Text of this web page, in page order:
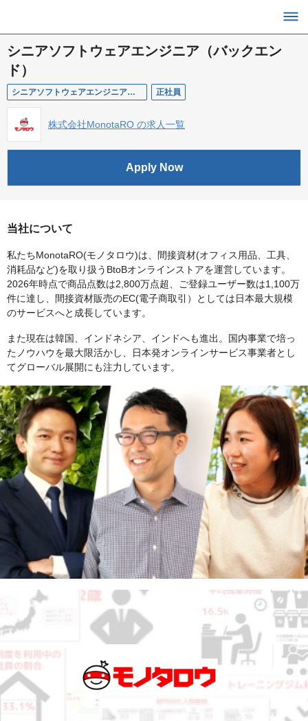
シニアソフトウェアエンジニア（バックエン
ド）
シニアソフトウェアエンジニア（バックエンド） 正社員
株式会社MonotaRO の求人一覧
Apply Now
当社について
私たちMonotaRO(モノタロウ)は、間接資材(オフィス用品、工具、
消耗品など)を取り扱うBtoBオンラインストアを運営しています。
2026年時点で商品点数は2,800万点超、ご登録ユーザー数は1,100万
件に達し、間接資材販売のEC(電子商取引）としては日本最大規模
のサービスへと成長しています。
また現在は韓国、インドネシア、インドへも進出。国内事業で培っ
たノウハウを最大限活かし、日本発オンラインサービス事業者とし
てグローバル展開にも注力しています。